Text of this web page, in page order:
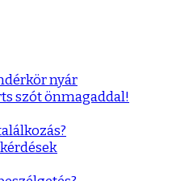
nyár
szót önmagaddal!